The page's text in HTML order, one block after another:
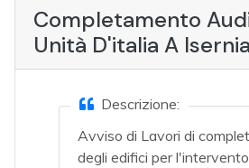
Completamento
Unità D'italia A Isernia
Descrizione:
Avviso di Lavori di
degli edifici per